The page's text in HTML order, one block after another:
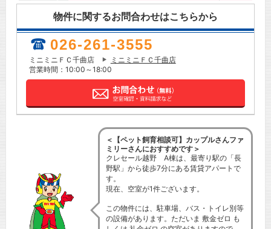
物件に関するお問合わせはこちらから
026-261-3555
ミニミニＦＣ千曲店
ミニミニＦＣ千曲店
営業時間：10:00～18:00
＜【ペット飼育相談可】カップルさんファ
ミリーさんにおすすめです＞
クレセール越野 A棟は、最寄り駅の「長
野駅」から徒歩7分にある賃貸アパートで
す。
現在、空室が1件ございます。
この物件には、駐車場、バス・トイレ別等
の設備があります。ただいま 敷金ゼロ も